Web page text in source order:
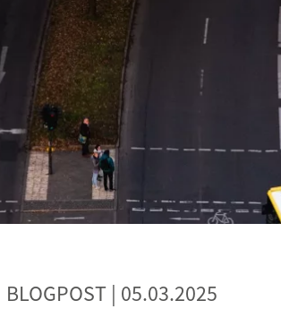
Begegnung und Dialog
Bildungsmaterialien
Zukunftsfähige Digitalisierung
Klima- und Umweltklagen
Die Klimaklage: Saúl vs. RWE
Zukunftsklage
BLOGPOST | 05.03.2025